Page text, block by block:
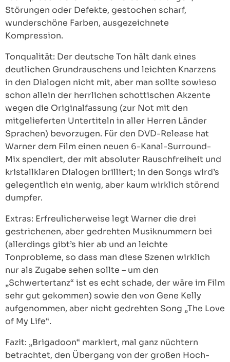
Störungen oder Defekte, gestochen scharf,
wunderschöne Farben, ausgezeichnete
Kompression.
Tonqualität: Der deutsche Ton hält dank eines
deutlichen Grundrauschens und leichten Knarzens
in den Dialogen nicht mit, aber man sollte sowieso
schon allein der herrlichen schottischen Akzente
wegen die Originalfassung (zur Not mit den
mitgelieferten Untertiteln in aller Herren Länder
Sprachen) bevorzugen. Für den DVD-Release hat
Warner dem Film einen neuen 6-Kanal-Surround-
Mix spendiert, der mit absoluter Rauschfreiheit und
kristallklaren Dialogen brilliert; in den Songs wird’s
gelegentlich ein wenig, aber kaum wirklich störend
dumpfer.
Extras: Erfreulicherweise legt Warner die drei
gestrichenen, aber gedrehten Musiknummern bei
(allerdings gibt’s hier ab und an leichte
Tonprobleme, so dass man diese Szenen wirklich
nur als Zugabe sehen sollte – um den
„Schwertertanz“ ist es echt schade, der wäre im Film
sehr gut gekommen) sowie den von Gene Kelly
aufgenommen, aber nicht gedrehten Song „The Love
of My Life“.
Fazit: „Brigadoon“ markiert, mal ganz nüchtern
betrachtet, den Übergang von der großen Hoch-